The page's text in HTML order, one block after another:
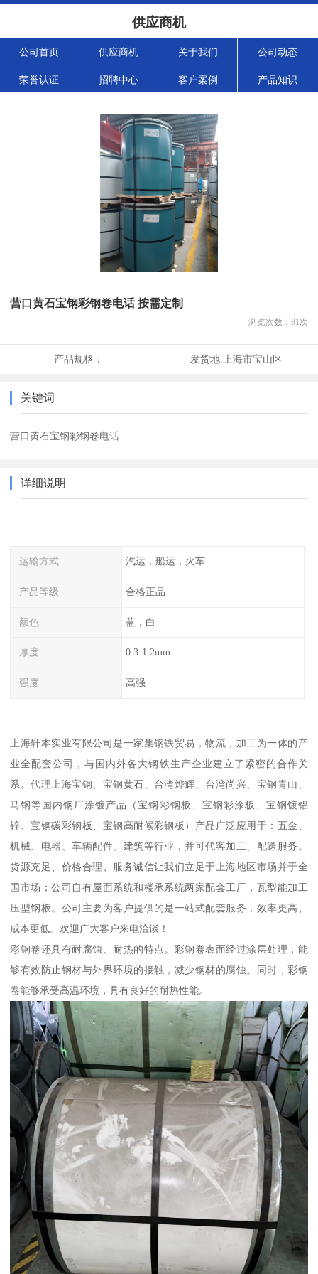
供应商机
公司首页 供应商机 关于我们 公司动态
荣誉认证 招聘中心 客户案例 产品知识
营口黄石宝钢彩钢卷电话 按需定制
浏览次数： 81次
产品规格： 发货地: 上海市宝山区
关键词
营口黄石宝钢彩钢卷电话
详细说明
运输方式 汽运，船运，火车
产品等级 合格正品
颜色 蓝，白
厚度 0.3-1.2mm
强度 高强
上海轩本实业有限公司是一家集钢铁贸易，物流，加工为一体的产
业全配套公司，与国内外各大钢铁生产企业建立了紧密的合作关
系。代理上海宝钢、宝钢黄石、台湾烨辉、台湾尚兴、宝钢青山、
马钢等国内钢厂涂镀产品（宝钢彩钢板、宝钢彩涂板、宝钢镀铝
锌、宝钢碳彩钢板、宝钢高耐候彩钢板）产品广泛应用于：五金、
机械、电器、车辆配件、建筑等行业，并可代客加工、配送服务。
货源充足、价格合理、服务诚信让我们立足于上海地区市场并于全
国市场；公司自有屋面系统和楼承系统两家配套工厂，瓦型能加工
压型钢板。公司主要为客户提供的是一站式配套服务，效率更高、
成本更低。欢迎广大客户来电洽谈！
彩钢卷还具有耐腐蚀、耐热的特点。彩钢卷表面经过涂层处理，能
够有效防止钢材与外界环境的接触，减少钢材的腐蚀。同时，彩钢
卷能够承受高温环境，具有良好的耐热性能。